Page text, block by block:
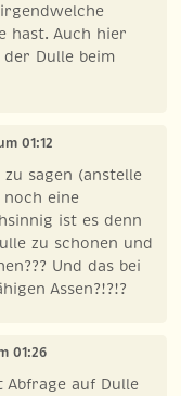
hast. Auch hier
Dulle beim
01:12
sagen (anstelle
noch eine
ist es denn
zu schonen und
Und das bei
Assen?!?!?
01:26
Abfrage auf Dulle